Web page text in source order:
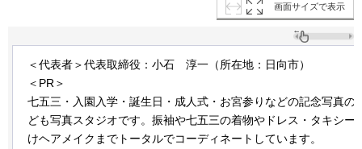
画面サイズで表示
＜代表者＞代表取締役：小石 淳一 （所在地：日向市）
＜PR＞
七五三・入園入学・誕生日・成人式・お宮参りなどの記念写真の
ども写真スタジオです。振袖や七五三の着物やドレス・タキシー
けヘアメイクまでトータルでコーディネートしています。